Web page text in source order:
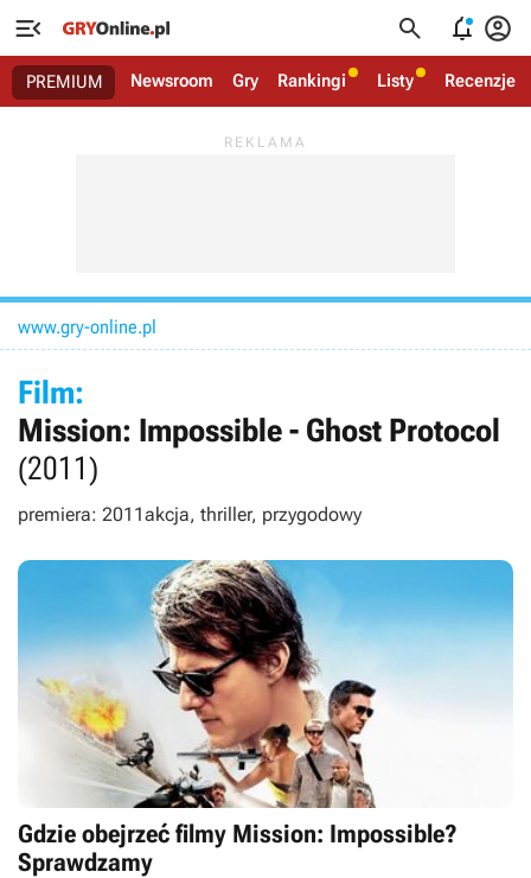
   
PREMIUM Newsroom Gry Rankingi Listy Recenzje
www.gry-online.pl
Film:
Mission: Impossible - Ghost Protocol
(2011)
premiera: 2011akcja, thriller, przygodowy
Gdzie obejrzeć filmy Mission: Impossible?
Sprawdzamy